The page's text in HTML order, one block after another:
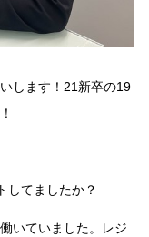
します！21新卒の19
してましたか？
いていました。レジ